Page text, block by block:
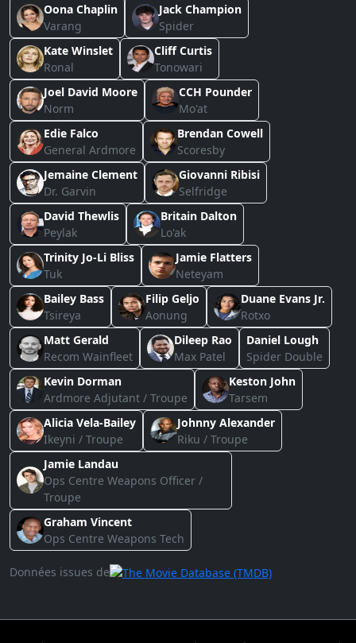
Oona Chaplin
Varang
Jack Champion
Spider
Kate Winslet
Ronal
Cliff Curtis
Tonowari
Joel David Moore
Norm
CCH Pounder
Mo'at
Edie Falco
General Ardmore
Brendan Cowell
Scoresby
Jemaine Clement
Dr. Garvin
Giovanni Ribisi
Selfridge
David Thewlis
Peylak
Britain Dalton
Lo'ak
Trinity Jo-Li Bliss
Tuk
Jamie Flatters
Neteyam
Bailey Bass
Tsireya
Filip Geljo
Aonung
Duane Evans Jr.
Rotxo
Matt Gerald
Recom Wainfleet
Dileep Rao
Max Patel
Daniel Lough
Spider Double
Kevin Dorman
Ardmore Adjutant / Troupe
Keston John
Tarsem
Alicia Vela-Bailey
Ikeyni / Troupe
Johnny Alexander
Riku / Troupe
Jamie Landau
Ops Centre Weapons Officer /
Troupe
Graham Vincent
Ops Centre Weapons Tech
Données issues de